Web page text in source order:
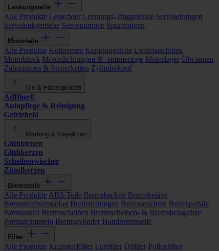
Lenkungsteile
Alle Produkte Lenkräder Lenkungs-Traggelenke Servoleitungen
Servolenkgetriebe Servopumpen Spurstangen
Motorteile
Alle Produkte Keilriemen Kupplungsteile Lichtmaschinen
Motorblock Motordichtungen & -simmeringe Motorlager Ölwannen
Zahnriemen & Steuerketten Zylinderkopf
Öle & Flüssigkeiten
AdBlue®
Autopflege & Reinigung
Getriebeöl
Wartung & Inspektion
Glühbirnen
Glühkerzen
Scheibenwischer
Zündkerzen
Bremsteile
Alle Produkte ABS-Teile Bremsbacken Bremsbeläge
Bremskraftverstärker Bremsleitungen Bremsleuchten Bremspedale
Bremssättel Bremsscheiben Bremsscheiben- & Bremsbelagsätze
Bremstrommeln Bremszylinder Handbremsseile
Filter
Alle Produkte Kraftstofffilter Luftfilter Ölfilter Pollenfilter